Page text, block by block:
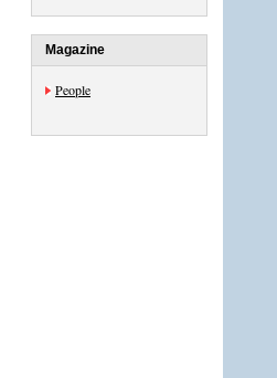
Magazine
People